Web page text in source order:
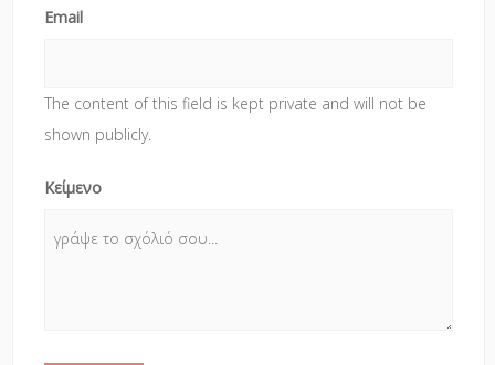
Email
The content of this field is kept private and will not be
shown publicly.
Κείμενο